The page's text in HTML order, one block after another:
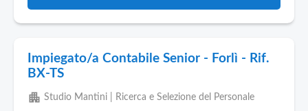
Impiegato/a Contabile Senior - Forlì - Rif.
BX-TS
apartment Studio Mantini | Ricerca e Selezione del Personale